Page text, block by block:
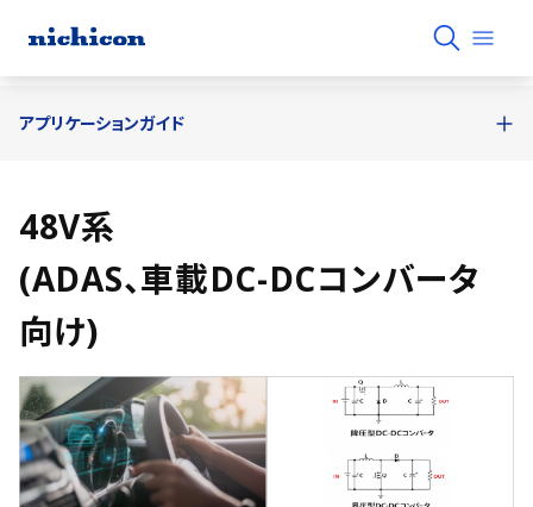
48V系
(ADAS、車載DC-DCコンバータ
向け)
アプリケーションガイド